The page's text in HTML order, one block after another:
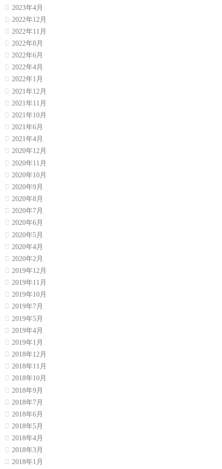
2023年4月
2022年12月
2022年11月
2022年8月
2022年6月
2022年4月
2022年1月
2021年12月
2021年11月
2021年10月
2021年6月
2021年4月
2020年12月
2020年11月
2020年10月
2020年9月
2020年8月
2020年7月
2020年6月
2020年5月
2020年4月
2020年2月
2019年12月
2019年11月
2019年10月
2019年7月
2019年5月
2019年4月
2019年1月
2018年12月
2018年11月
2018年10月
2018年9月
2018年7月
2018年6月
2018年5月
2018年4月
2018年3月
2018年1月